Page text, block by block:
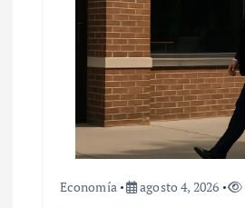
Economía agosto 4, 2026